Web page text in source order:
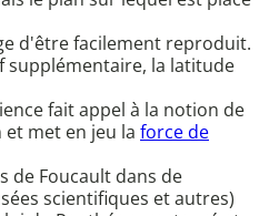
d'être facilement reproduit.
supplémentaire, la latitude
fait appel à la notion de
met en jeu la force de
de Foucault dans de
scientifiques et autres)